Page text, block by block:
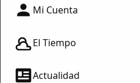
Mi Cuenta
El Tiempo
Actualidad